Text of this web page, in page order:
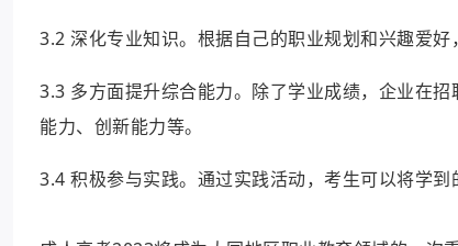
3.2 深化专业知识。根据自己的职业规划和兴趣爱
3.3 多方面提升综合能力。除了学业成绩，企业在
能力、创新能力等。
3.4 积极参与实践。通过实践活动，考生可以将学